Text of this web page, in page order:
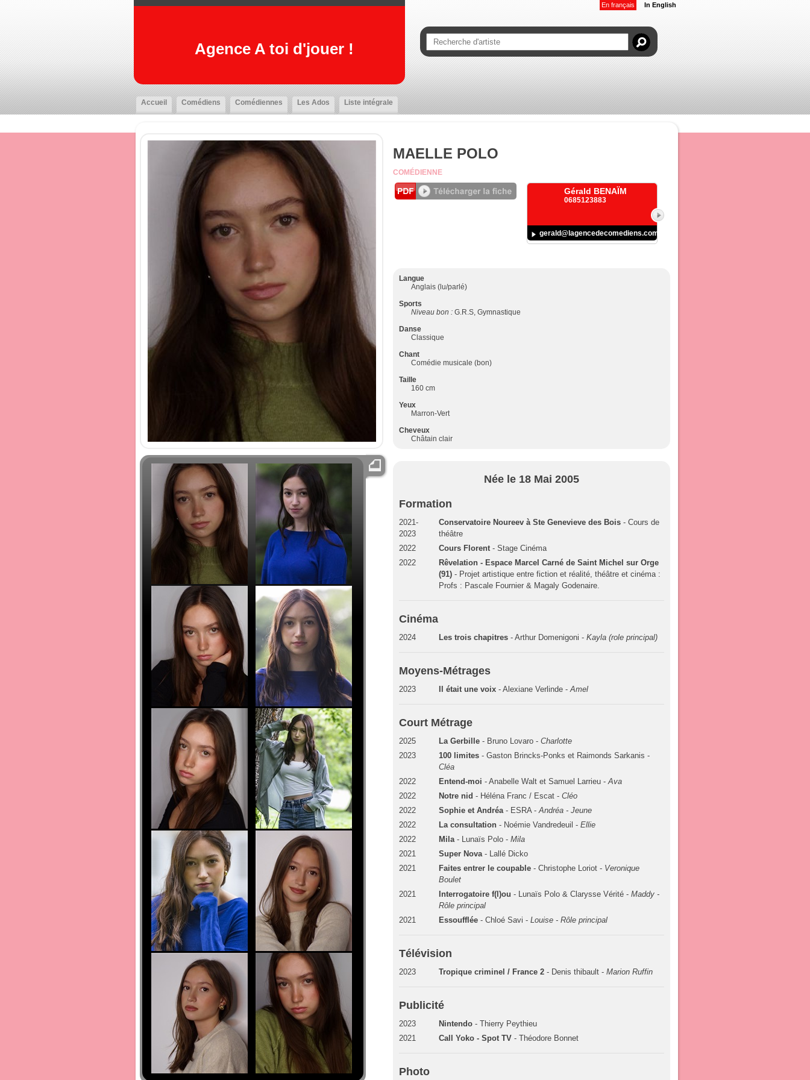
Agence A toi d'jouer !
En français In English
Accueil Comédiens Comédiennes Les Ados Liste intégrale
MAELLE POLO
COMÉDIENNE
Gérald BENAÏM
0685123883
gerald@lagencedecomediens.com
Langue
Anglais (lu/parlé)
Sports
Niveau bon : G.R.S, Gymnastique
Danse
Classique
Chant
Comédie musicale (bon)
Taille
160 cm
Yeux
Marron-Vert
Cheveux
Châtain clair
Née le 18 Mai 2005
Formation
2021-
2023
Conservatoire Noureev à Ste Genevieve des Bois - Cours de
théâtre
2022
Cours Florent- Stage Cinéma
2022
Rêvelation - Espace Marcel Carné de Saint Michel sur Orge
(91) - Projet artistique entre fiction et réalité, théâtre et cinéma :
Profs : Pascale Fournier & Magaly Godenaire.
Cinéma
2024 Les trois chapitres - Arthur Domenigoni -Kayla (role principal)
Moyens-Métrages
2023 Il était une voix - Alexiane Verlinde -Amel
Court Métrage
2025 La Gerbille - Bruno Lovaro -Charlotte
2023
100 limites - Gaston Brincks-Ponks et Raimonds Sarkanis -
Cléa
2022
Entend-moi - Anabelle Walt et Samuel Larrieu -Ava
2022
Notre nid - Héléna Franc / Escat -Cléo
2022
Sophie et Andréa- ESRA -Andréa - Jeune
2022
La consultation - Noémie Vandredeuil -Ellie
2022
Mila- Lunaïs Polo -Mila
2021
Super Nova- Lallé Dicko
2021
Faites entrer le coupable - Christophe Loriot - Veronique
Boulet
2021
Interrogatoire f(l)ou- Lunaïs Polo & Clarysse Vérité -Maddy -
Rôle principal
2021
Essoufflée- Chloé Savi -Louise - Rôle principal
Télévision
2023 Tropique criminel / France 2 - Denis thibault -Marion Ruffin
Publicité
2023 Nintendo - Thierry Peythieu
2021
Call Yoko - Spot TV - Théodore Bonnet
Photo